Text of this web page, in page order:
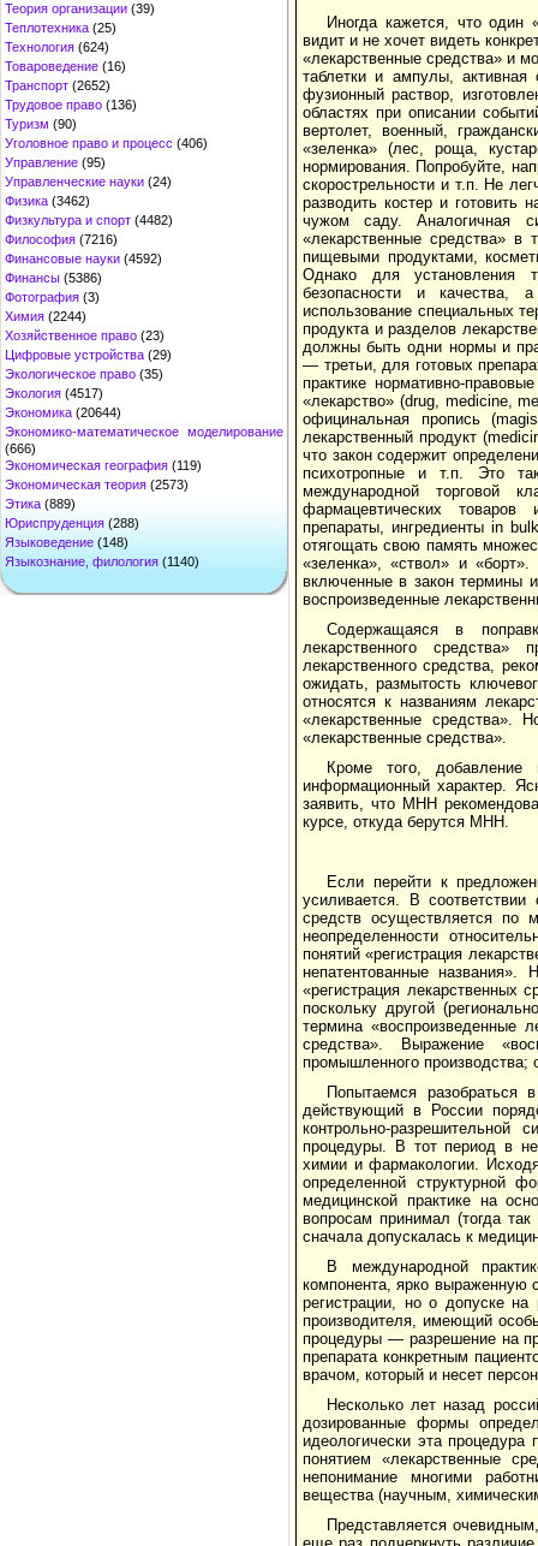
Теория организации (39)
Теплотехника (25)
Технология (624)
Товароведение (16)
Транспорт (2652)
Трудовое право (136)
Туризм (90)
Уголовное право и процесс (406)
Управление (95)
Управленческие науки (24)
Физика (3462)
Физкультура и спорт (4482)
Философия (7216)
Финансовые науки (4592)
Финансы (5386)
Фотография (3)
Химия (2244)
Хозяйственное право (23)
Цифровые устройства (29)
Экологическое право (35)
Экология (4517)
Экономика (20644)
Экономико-математическое моделирование
(666)
Экономическая география (119)
Экономическая теория (2573)
Этика (889)
Юриспруденция (288)
Языковедение (148)
Языкознание, филология (1140)
Иногда кажется, что один
видит и не хочет видеть
«лекарственные средства» и
таблетки и ампулы,
фузионный раствор,
областях при описании
вертолет, военный,
«зеленка» (лес, роща,
нормирования. Попробуйте,
скорострельности и т.п. Не
разводить костер и
чужом саду. Аналогичная
«лекарственные средства» в
пищевыми продуктами,
Однако для установления
безопасности и качества,
использование специальных
продукта и разделов
должны быть одни нормы и
— третьи, для готовых
практике нормативно-
«лекарство» (drug, medicine,
официнальная пропись
лекарственный продукт
что закон содержит
психотропные и т.п. Это
международной торговой
фармацевтических товаров
препараты, ингредиенты in
отягощать свою память
«зеленка», «ствол» и
включенные в закон термины
воспроизведенные
Содержащаяся в
лекарственного
лекарственного средства,
ожидать, размытость
относятся к названиям
«лекарственные средства».
«лекарственные средства».
Кроме того,
информационный характер.
заявить, что МНН
курсе, откуда берутся МНН.
Если перейти к
усиливается. В соответствии
средств осуществляется по
неопределенности
понятий «регистрация
непатентованные
«регистрация лекарственных
поскольку другой
термина «воспроизведенные
средства». Выражение
промышленного производства;
Попытаемся разобраться
действующий в России
контрольно-разрешительной
процедуры. В тот период в
химии и фармакологии.
определенной структурной
медицинской практике на
вопросам принимал (тогда
сначала допускалась к
В международной
компонента, ярко выраженную
регистрации, но о допуске на
производителя, имеющий
процедуры — разрешение на
препарата конкретным
врачом, который и несет
Несколько лет назад
дозированные формы
идеологически эта
понятием «лекарственные
непонимание многими
вещества (научным,
Представляется